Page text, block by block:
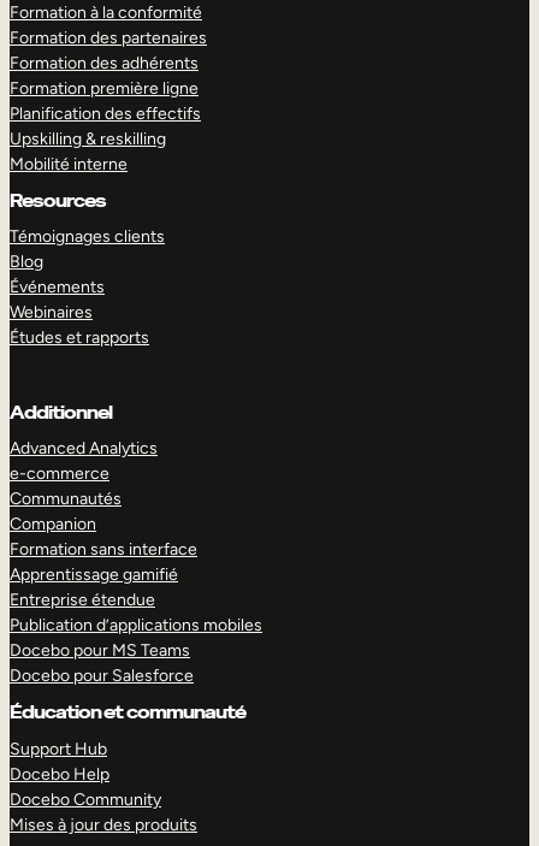
Formation à la conformité
Formation des partenaires
Formation des adhérents
Formation première ligne
Planification des effectifs
Upskilling & reskilling
Mobilité interne
Resources
Témoignages clients
Blog
Événements
Webinaires
Études et rapports
Additionnel
Advanced Analytics
e-commerce
Communautés
Companion
Formation sans interface
Apprentissage gamifié
Entreprise étendue
Publication d’applications mobiles
Docebo pour MS Teams
Docebo pour Salesforce
Éducation et communauté
Support Hub
Docebo Help
Docebo Community
Mises à jour des produits